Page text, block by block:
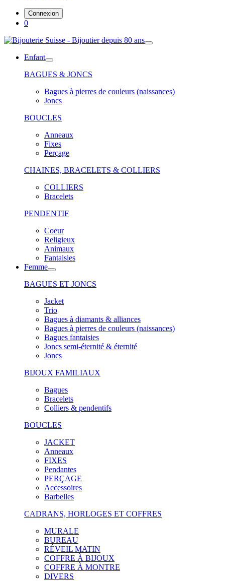
Connexion
0
Enfant
BAGUES & JONCS
Bagues à pierres de couleurs (naissances)
Joncs
BOUCLES
Anneaux
Fixes
Perçage
CHAINES, BRACELETS & COLLIERS
COLLIERS
Bracelets
PENDENTIF
Coeur
Religieux
Animaux
Fantaisies
Femme
BAGUES ET JONCS
Jacket
Trio
Bagues à diamants & alliances
Bagues à pierres de couleurs (naissances)
Bagues fantaisies
Joncs semi-éternité & éternité
Joncs
BIJOUX FAMILIAUX
Bagues
Bracelets
Colliers & pendentifs
BOUCLES
JACKET
Anneaux
FIXES
Pendantes
PERÇAGE
Accessoires
Barbelles
CADRANS, HORLOGES ET COFFRES
MURALE
BUREAU
RÉVEIL MATIN
COFFRE À BIJOUX
COFFRE À MONTRE
DIVERS